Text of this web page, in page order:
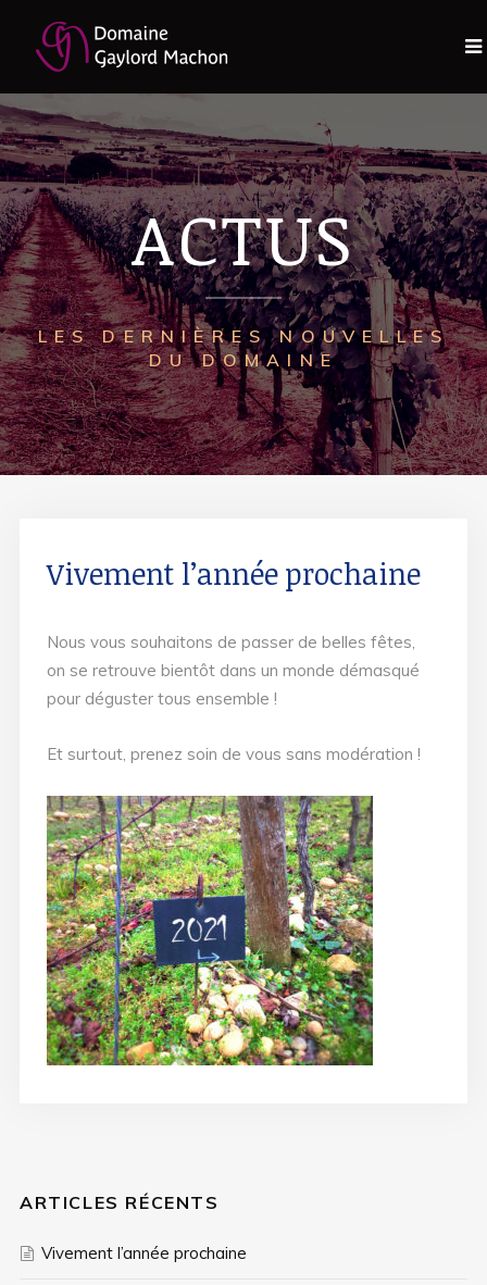
ACTUS
LES DERNIÈRES NOUVELLES
DU DOMAINE
Vivement l’année prochaine
Nous vous souhaitons de passer de belles fêtes,
on se retrouve bientôt dans un monde démasqué
pour déguster tous ensemble !
Et surtout, prenez soin de vous sans modération !
ARTICLES RÉCENTS
Vivement l’année prochaine